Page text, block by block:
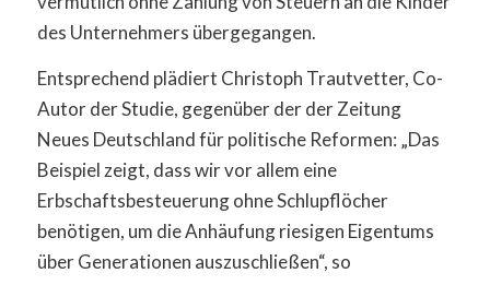
des Unternehmers übergegangen.
Entsprechend plädiert Christoph Trautvetter, Co-
Autor der Studie, gegenüber der der Zeitung
Neues Deutschland für politische Reformen: „Das
Beispiel zeigt, dass wir vor allem eine
Erbschaftsbesteuerung ohne Schlupflöcher
benötigen, um die Anhäufung riesigen Eigentums
über Generationen auszuschließen“, so